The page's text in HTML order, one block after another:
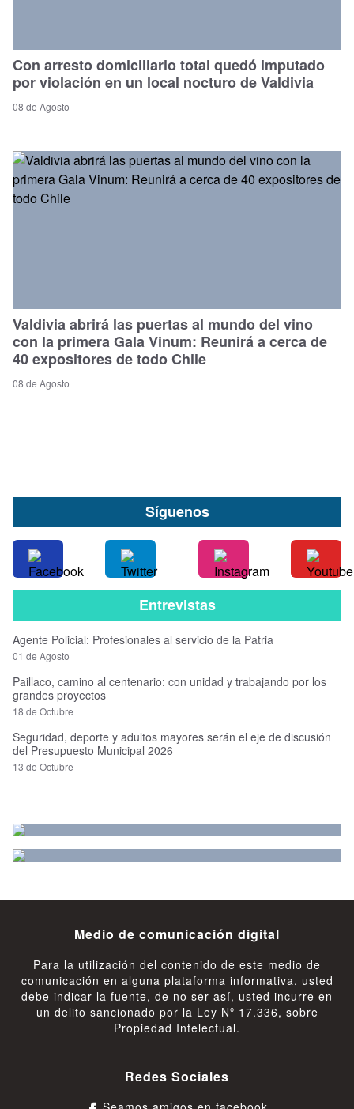
Con arresto domiciliario total quedó imputado
por violación en un local nocturo de Valdivia
08 de Agosto
Valdivia abrirá las puertas al mundo del vino
con la primera Gala Vinum: Reunirá a cerca de
40 expositores de todo Chile
08 de Agosto
Síguenos
Entrevistas
Agente Policial: Profesionales al servicio de la Patria
01 de Agosto
Paillaco, camino al centenario: con unidad y trabajando por los
grandes proyectos
18 de Octubre
Seguridad, deporte y adultos mayores serán el eje de discusión
del Presupuesto Municipal 2026
13 de Octubre
Medio de comunicación digital
Para la utilización del contenido de este medio de
comunicación en alguna plataforma informativa, usted
debe indicar la fuente, de no ser así, usted incurre en
un delito sancionado por la Ley Nº 17.336, sobre
Propiedad Intelectual.
Redes Sociales